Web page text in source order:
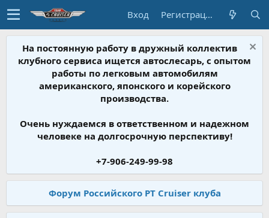
Вход Регистрация
На постоянную работу в дружный коллектив
клубного сервиса ищется автослесарь, с опытом
работы по легковым автомобилям
американского, японского и корейского
производства.
Очень нуждаемся в ответственном и надежном
человеке на долгосрочную перспективу!
+7-906-249-99-98
Форум Российского PT Cruiser клуба